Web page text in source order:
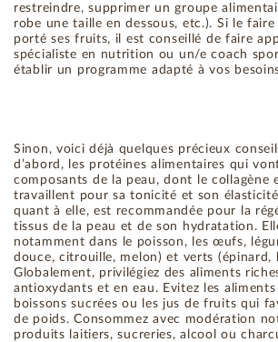
restreindre, supprimer un groupe
robe une taille en dessous, etc.). Si le faire
porté ses fruits, il est conseillé de faire
spécialiste en nutrition ou un/e coach
établir un programme adapté à vos
Sinon, voici déjà quelques précieux
d’abord, les protéines alimentaires qui
composants de la peau, dont le collagène
travaillent pour sa tonicité et son
quant à elle, est recommandée pour la
tissus de la peau et de son hydratation.
notamment dans le poisson, les œufs,
douce, citrouille, melon) et verts (épinard,
Globalement, privilégiez des aliments
antioxydants et en eau. Evitez les
boissons sucrées ou les jus de fruits qui
de poids. Consommez avec modération
produits laitiers, sucreries, alcool ou